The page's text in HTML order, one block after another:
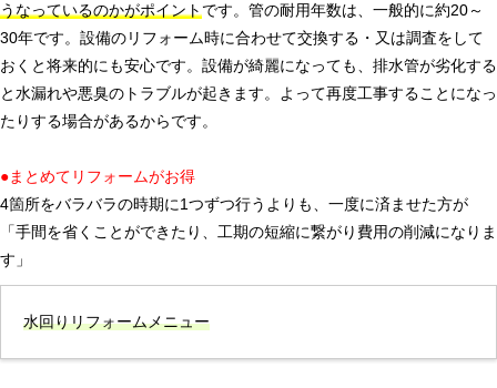
うなっているのかがポイント です。管の耐用年数は、一般的に約20～
30年です。設備のリフォーム時に合わせて交換する・又は調査をして
おくと将来的にも安心です。設備が綺麗になっても、排水管が劣化する
と水漏れや悪臭のトラブルが起きます。よって再度工事することになっ
たりする場合があるからです。
●まとめてリフォームがお得
4箇所をバラバラの時期に1つずつ行うよりも、一度に済ませた方が
「手間を省くことができたり、工期の短縮に繋がり費用の削減になりま
す」
水回りリフォームメニュー